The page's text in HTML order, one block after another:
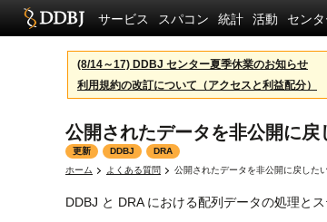
サービス スパコン 統計 活動 セン
(8/14～17) DDBJ センター夏季休業のお知らせ
利用規約の改訂について（アクセスと利益配分）
公開されたデータを非公開に戻
更新 DDBJ
DRA
ホーム
よくある質問 公開されたデータを非公開に戻した
DDBJ と DRA における配列データの処理と